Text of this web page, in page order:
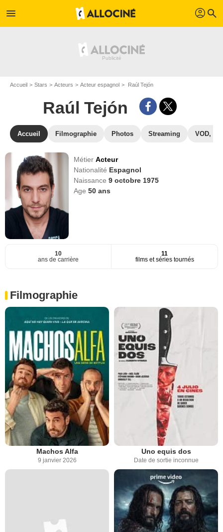
menu profil search
Accueil Stars Acteurs Acteur espagnol Raúl Tejón
Raúl Tejón
Accueil Filmographie Photos Streaming VOD,
MétierActeur
Nationalité Espagnol
Naissance9 octobre 1975
Age50 ans
10
ans de carrière
11
films et séries tournés
Filmographie
Machos Alfa
9 janvier 2026
Uno equis dos
Date de sortie inconnue